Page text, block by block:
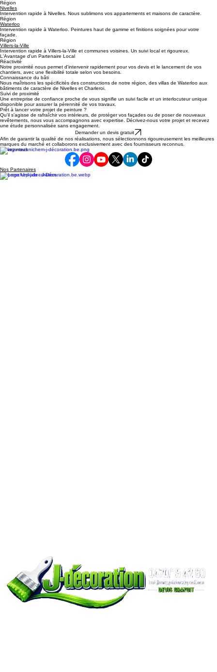
Charleroi
Intervention rapide à Charleroi et ses districts pour tous vos projets de peinture intérieure.
Région
Nivelles
Intervention rapide à Nivelles. Nous sublimons vos appartements et maisons de caractère.
Région
Waterloo
Intervention rapide à Waterloo. Peintures haut de gamme et finitions soignées pour votre
façade.
Région
Villers-la-Ville
Intervention rapide à Villers-la-Ville et communes voisines. Un suivi local et rigoureux.
L'Avantage d'un Partenaire Local
Réactivité
Notre proximité nous permet d'intervenir rapidement pour vos devis et le lancement de vos
chantiers, avec une flexibilité totale selon vos besoins.
Connaissance du bâti
Nous maîtrisons les spécificités des constructions de notre région, des villas de Waterloo aux
bâtiments de caractère de Nivelles et Charleroi.
Suivi de proximité
Une entreprise de confiance proche de vous signifie un suivi facile et un interlocuteur unique
disponible pour assurer la pérennité de vos travaux.
Prêt à lancer votre projet de peinture ?
Qu'il s'agisse de rafraîchir vos intérieurs, de protéger vos façades ou de poser de nouveaux
revêtements, nous vous accompagnons avec expertise. Décrivez-nous votre projet et recevez
une étude personnalisée sans engagement.
Demander un devis gratuit
Afin de garantir la qualité de nos réalisations, nous sélectionnons rigoureusement les meilleures
marques du marché et collaborons exclusivement avec des fournisseurs reconnus.